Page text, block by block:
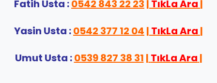
Fatih Usta :0542 843 22 23 | TıkLa Ara |
Yasin Usta :0542 377 12 04 | TıkLa Ara |
Umut Usta :0539 827 38 31 | TıkLa Ara |